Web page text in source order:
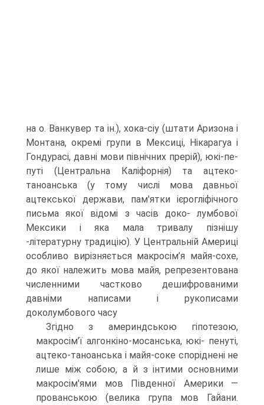
на о. Ванкувер та ін.), хока-сіу (штати Аризона і
Монтана, окремі групи в Мексиці, Нікарагуа і
Гондурасі, давні мови північних прерій), юкі-пе-
путі (Центральна Каліфорнія) та ацтеко-
таноанська (у тому числі мова давньої
ацтекської держави, пам'ятки ієрогліфічного
письма якої відомі з часів доко- лумбової
Мексики і яка мала тривалу пізнішу
-літературну традицію). У Цент­ральній Америці
особливо вирізняється макросім’я майя-сохе,
до якої належить мова майя, репрезентована
численними частково дешифрованими
давніми на­писами і рукописами
доколумбового часу
Згідно з америндською гіпотезою,
макросім’ї алгонкіно-мосанська, юкі- пенуті,
ацтеко-таноанська і майя-соке споріднені не
лише між собою, а й з ін­тими основними
макросім'ями мов Південної Америки —
прованською (велика група мов Гайани.